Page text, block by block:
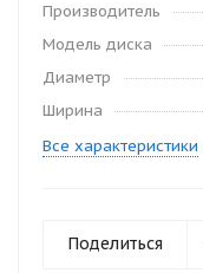
Производитель
Модель диска
Диаметр
Ширина
Все характеристики
Поделиться